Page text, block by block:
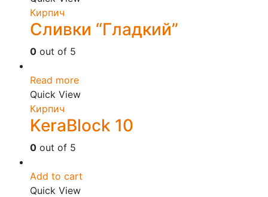
Кирпич
Сливки “Гладкий”
0 out of 5
Read more
Quick View
Кирпич
KeraBlock 10
0 out of 5
Add to cart
Quick View